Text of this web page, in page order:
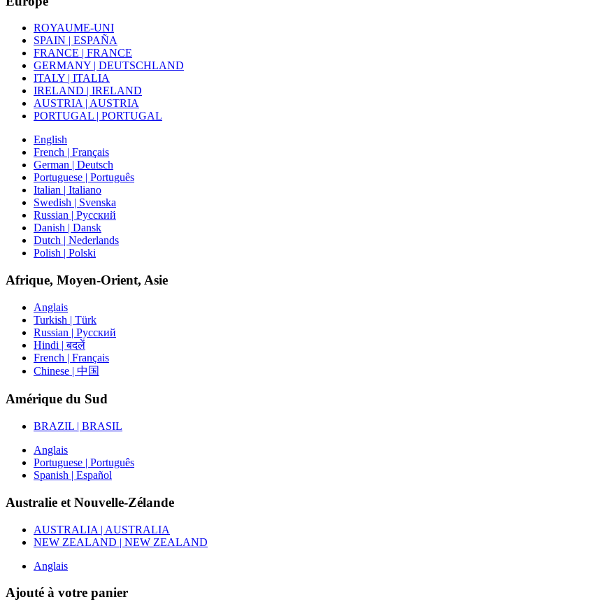
ROYAUME-UNI
SPAIN | ESPAÑA
FRANCE | FRANCE
GERMANY | DEUTSCHLAND
ITALY | ITALIA
IRELAND | IRELAND
AUSTRIA | AUSTRIA
PORTUGAL | PORTUGAL
English
French | Français
German | Deutsch
Portuguese | Português
Italian | Italiano
Swedish | Svenska
Russian | Русский
Danish | Dansk
Dutch | Nederlands
Polish | Polski
Afrique, Moyen-Orient, Asie
Anglais
Turkish | Türk
Russian | Русский
Hindi | बदलें
French | Français
Chinese | 中国
Amérique du Sud
BRAZIL | BRASIL
Anglais
Portuguese | Português
Spanish | Español
Australie et Nouvelle-Zélande
AUSTRALIA | AUSTRALIA
NEW ZEALAND | NEW ZEALAND
Anglais
Ajouté à votre panier